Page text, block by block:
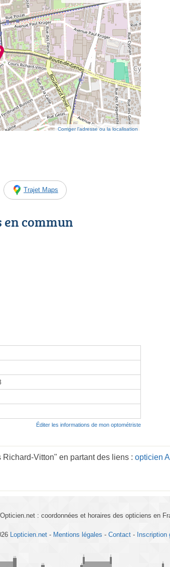
Corriger l’adresse ou la localisation
Trajet Maps
commun
Éditer les informations de mon optométriste
Vitton" en partant des liens : opticien
: coordonnées et horaires des opticiens en
Lopticien.net - Mentions légales - Contact - Inscription